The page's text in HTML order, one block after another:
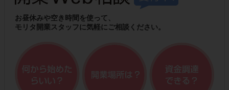
お昼休みや空き時間を使って、
モリタ開業スタッフに気軽にご相談ください。